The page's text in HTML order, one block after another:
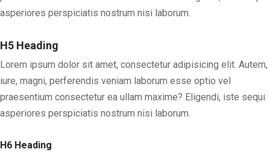
asperiores perspiciatis nostrum nisi laborum.
H5 Heading
Lorem ipsum dolor sit amet, consectetur adipisicing elit. Autem,
iure, magni, perferendis veniam laborum esse optio vel
praesentium consectetur ea ullam maxime? Eligendi, iste sequi
asperiores perspiciatis nostrum nisi laborum.
H6 Heading